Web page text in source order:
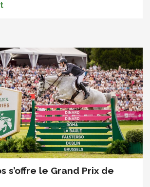
s’offre le Grand Prix de